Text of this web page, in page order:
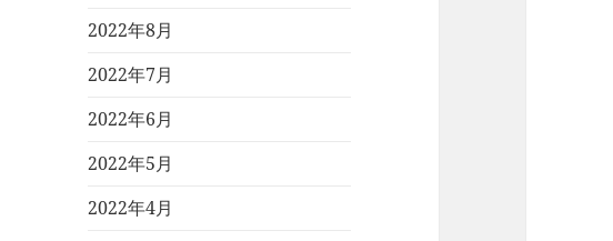
2022年8月
2022年7月
2022年6月
2022年5月
2022年4月